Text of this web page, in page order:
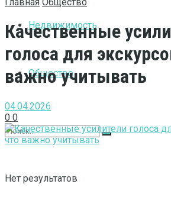
Недвижимость
Общество
Нет результатов
Качественные
голоса для
важно учитывать
04.04.2026
0 0